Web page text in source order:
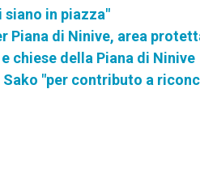
siano in piazza"
di Ninive, area
chiese della Piana di Ninive
"per contributo a